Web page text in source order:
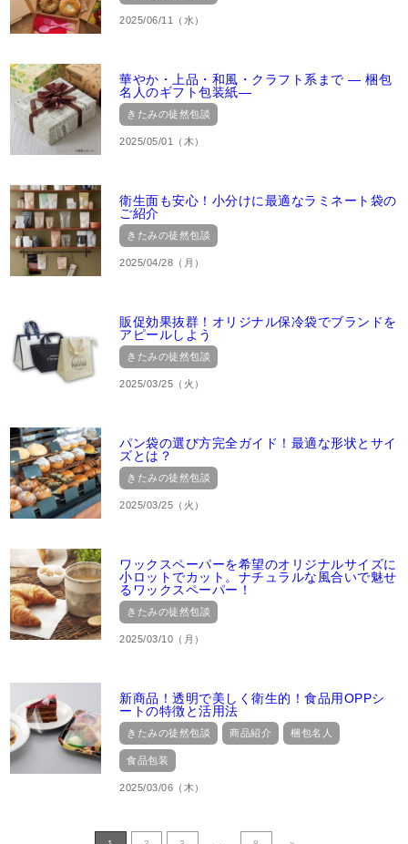
2025/06/11（水）
華やか・上品・和風・クラフト系まで ― 梱包
名人のギフト包装紙―
きたみの徒然包談
2025/05/01（木）
衛生面も安心！小分けに最適なラミネート袋の
ご紹介
きたみの徒然包談
2025/04/28（月）
販促効果抜群！オリジナル保冷袋でブランドを
アピールしよう
きたみの徒然包談
2025/03/25（火）
パン袋の選び方完全ガイド！最適な形状とサイ
ズとは？
きたみの徒然包談
2025/03/25（火）
ワックスペーパーを希望のオリジナルサイズに
小ロットでカット。ナチュラルな風合いで魅せ
るワックスペーパー！
きたみの徒然包談
2025/03/10（月）
新商品！透明で美しく衛生的！食品用OPPシ
ートの特徴と活用法
きたみの徒然包談 商品紹介 梱包名人
食品包装
2025/03/06（木）